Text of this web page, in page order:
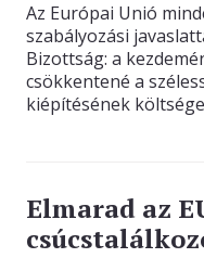
Az Európai Unió
szabályozási
Bizottság: a
csökkentené a
kiépítésének
Elmarad az